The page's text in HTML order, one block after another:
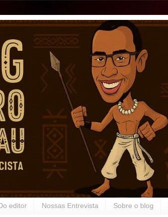
editor Nossas Entrevista Sobre o blog